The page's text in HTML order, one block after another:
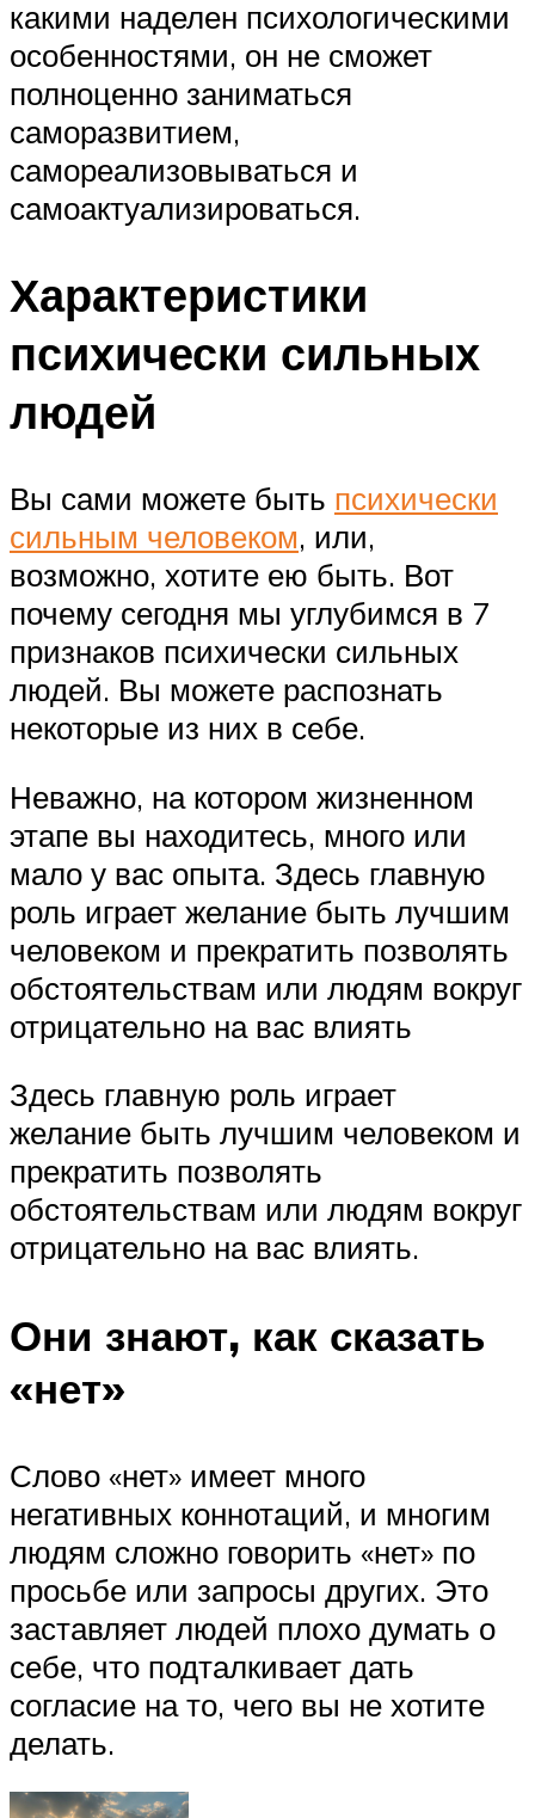
какими наделен психологическими
особенностями, он не сможет
полноценно заниматься
саморазвитием,
самореализовываться и
самоактуализироваться.
Характеристики
психически сильных
людей
Вы сами можете быть психически
сильным человеком, или,
возможно, хотите ею быть. Вот
почему сегодня мы углубимся в 7
признаков психически сильных
людей. Вы можете распознать
некоторые из них в себе.
Неважно, на котором жизненном
этапе вы находитесь, много или
мало у вас опыта. Здесь главную
роль играет желание быть лучшим
человеком и прекратить позволять
обстоятельствам или людям вокруг
отрицательно на вас влиять
Здесь главную роль играет
желание быть лучшим человеком и
прекратить позволять
обстоятельствам или людям вокруг
отрицательно на вас влиять.
Они знают, как сказать
«нет»
Слово «нет» имеет много
негативных коннотаций, и многим
людям сложно говорить «нет» по
просьбе или запросы других. Это
заставляет людей плохо думать о
себе, что подталкивает дать
согласие на то, чего вы не хотите
делать.